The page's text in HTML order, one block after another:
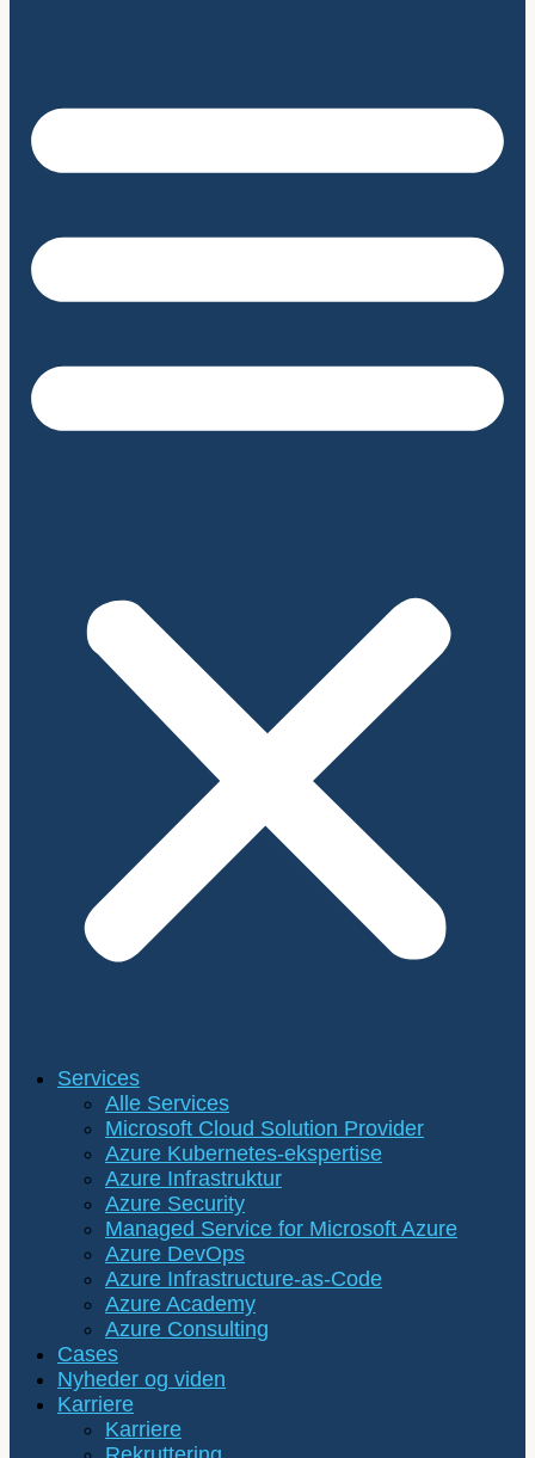
Services
Alle Services
Microsoft Cloud Solution Provider
Azure Kubernetes-ekspertise
Azure Infrastruktur
Azure Security
Managed Service for Microsoft Azure
Azure DevOps
Azure Infrastructure-as-Code
Azure Academy
Azure Consulting
Cases
Nyheder og viden
Karriere
Karriere